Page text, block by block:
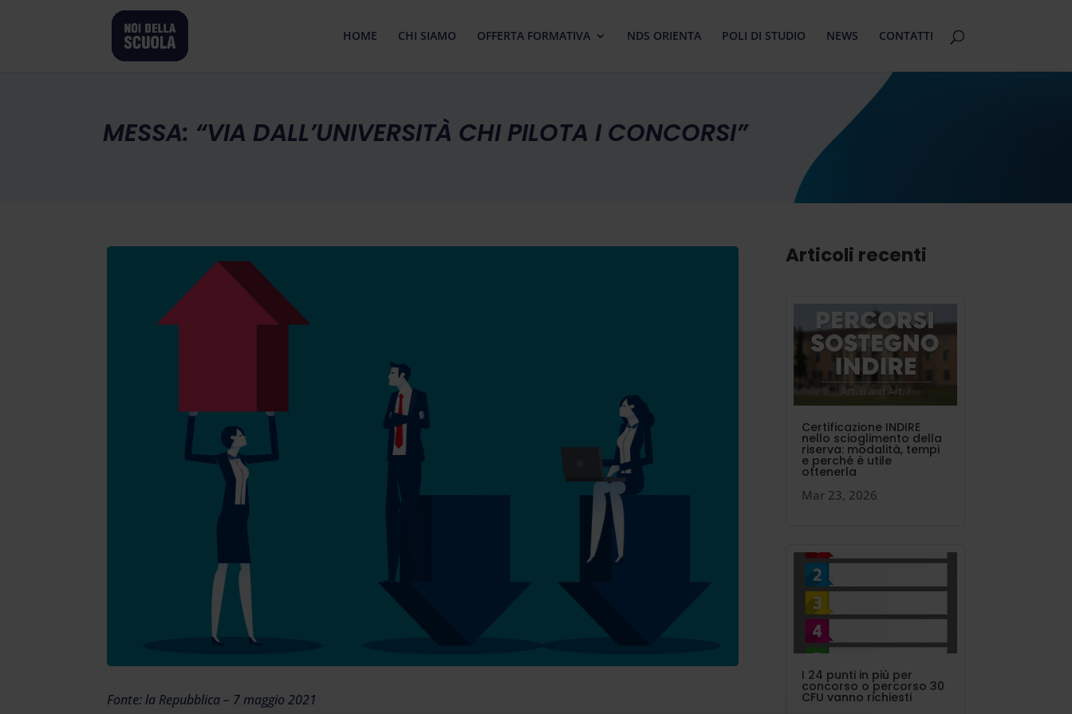
HOME CHI SIAMO OFFERTA FORMATIVA NDS ORIENTA POLI DI STUDIO NEWS CONTATTI
MESSA: “VIA DALL’UNIVERSITÀ CHI PILOTA I CONCORSI”
Fonte: la Repubblica – 7 maggio 2021
Articoli recenti
Certificazione INDIRE
nello scioglimento della
riserva: modalità, tempi
e perché è utile
ottenerla
Mar 23, 2026
I 24 punti in più per
concorso o percorso 30
CFU vanno richiesti